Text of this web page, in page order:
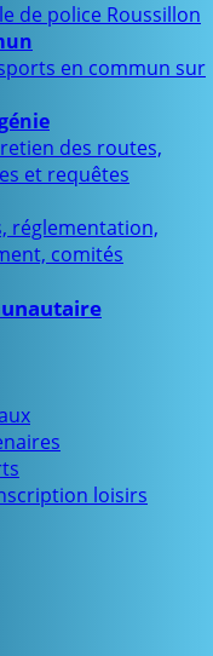
de police Roussillon
en commun sur
des routes,
et requêtes
réglementation,
comités
loisirs